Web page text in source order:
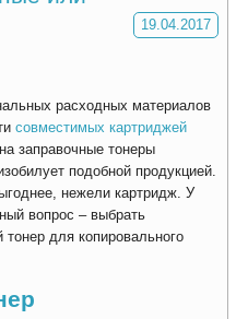
19.04.2017
расходных материалов
совместимых картриджей
заправочные тонеры
подобной продукцией.
нежели картридж. У
вопрос – выбрать
для копировального